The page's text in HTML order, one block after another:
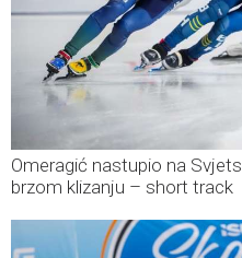
Omeragić nastupio na
brzom klizanju – short track